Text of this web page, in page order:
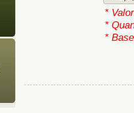
*
*
*